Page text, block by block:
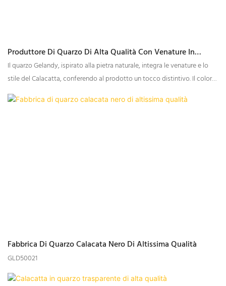
Produttore Di Quarzo Di Alta Qualità Con Venature In
Marmo Calacatta | GELANDY
Il quarzo Gelandy, ispirato alla pietra naturale, integra le venature e lo
stile del Calacatta, conferendo al prodotto un tocco distintivo. Il colore
di base grigio-bianco, combinato con venature grigie, linee grigio scuro
e striature dorate, aggiunge profondità e complessità al suo aspetto.
Fabbrica Di Quarzo Calacata Nero Di Altissima Qualità
GLD50021